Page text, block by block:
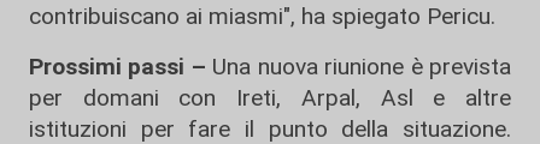
contribuiscano ai miasmi", ha spiegato Pericu.
Prossimi passi – Una nuova riunione è prevista
per domani con Ireti, Arpal, Asl e altre
istituzioni per fare il punto della situazione.